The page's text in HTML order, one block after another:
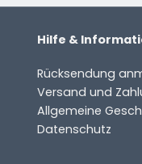
Hilfe &
Rücksendung
Versand und
Allgemeine
Datenschutz